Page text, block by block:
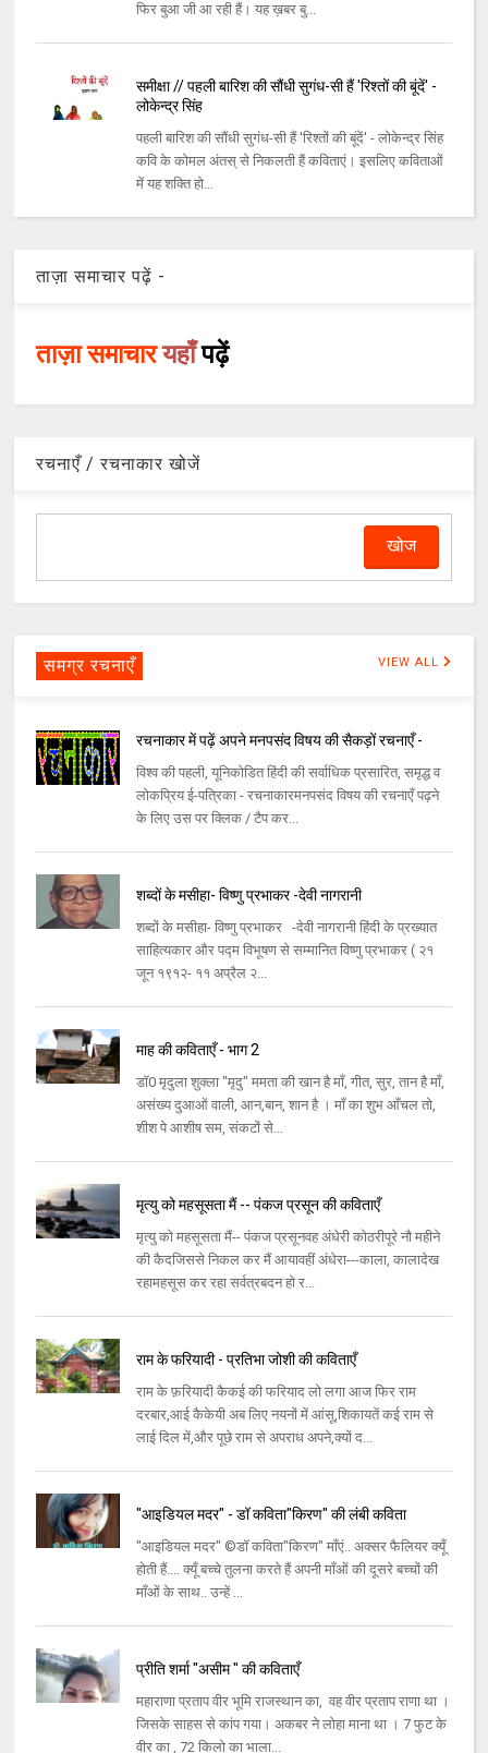
फिर बुआ जी आ रही हैं। यह ख़बर बु...
समीक्षा // पहली बारिश की सौंधी सुगंध-सी हैं 'रिश्तों की बूंदें' -
लोकेन्द्र सिंह
पहली बारिश की सौंधी सुगंध-सी हैं 'रिश्तों की बूंदें' - लोकेन्द्र सिंह
कवि के कोमल अंतस् से निकलती हैं कविताएं। इसलिए कविताओं
में यह शक्ति हो...
ताज़ा समाचार पढ़ें -
ताज़ा समाचारयहाँपढ़ें
रचनाएँ / रचनाकार खोजें
समग्र रचनाएँ VIEW ALL
रचनाकार में पढ़ें अपने मनपसंद विषय की सैकड़ों रचनाएँ -
विश्व की पहली, यूनिकोडित हिंदी की सर्वाधिक प्रसारित, समृद्ध व
लोकप्रिय ई-पत्रिका - रचनाकारमनपसंद विषय की रचनाएँ पढ़ने
के लिए उस पर क्लिक / टैप कर...
शब्दों के मसीहा- विष्णु प्रभाकर -देवी नागरानी
शब्दों के मसीहा- विष्णु प्रभाकर -देवी नागरानी हिंदी के प्रख्यात
साहित्यकार और पद्म विभूषण से सम्मानित विष्णु प्रभाकर ( २१
जून १९१२- ११ अप्रैल २...
माह की कविताएँ - भाग 2
डॉ0 मृदुला शुक्ला "मृदु" ममता की खान है माँ, गीत, सुर, तान है माँ,
असंख्य दुआओं वाली, आन,बान, शान है । माँ का शुभ आँचल तो,
शीश पे आशीष सम, संकटों से...
मृत्यु को महसूसता मैं -- पंकज प्रसून की कविताएँ
मृत्यु को महसूसता मैं-- पंकज प्रसूनवह अंधेरी कोठरीपूरे नौ महीने
की कैदजिससे निकल कर मैं आयावहीं अंधेरा---काला, कालादेख
रहामहसूस कर रहा सर्वत्रबदन हो र...
राम के फरियादी - प्रतिभा जोशी की कविताएँ
राम के फ़रियादी कैकई की फरियाद लो लगा आज फिर राम
दरबार,आई कैकेयी अब लिए नयनों में आंसू,शिकायतें कई राम से
लाई दिल में,और पूछे राम से अपराध अपने,क्यों द...
"आइडियल मदर" - डॉ कविता"किरण" की लंबी कविता
"आइडियल मदर" ©डॉ कविता"किरण" माँएं.. अक्सर फैलियर क्यूँ
होती हैं.... क्यूँ बच्चे तुलना करते हैं अपनी माँओं की दूसरे बच्चों की
माँओं के साथ.. उन्हें ...
प्रीति शर्मा "असीम " की कविताएँ
महाराणा प्रताप वीर भूमि राजस्थान का, वह वीर प्रताप राणा था ।
जिसके साहस से कांप गया। अकबर ने लोहा माना था । 7 फुट के
वीर का , 72 किलो का भाला...